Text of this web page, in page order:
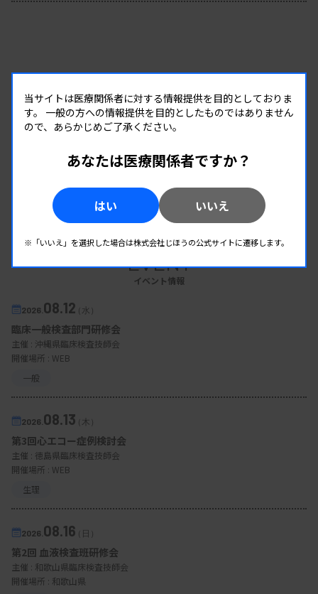
EVENT
イベント情報
2026. 08.12（水）
臨床一般検査部門研修会
主催 : 沖縄県臨床検査技師会
開催場所 : WEB
一般
2026. 08.13（木）
第3回心エコー症例検討会
主催 : 徳島県臨床検査技師会
開催場所 : WEB
生理
2026. 08.16（日）
第2回 血液検査班研修会
主催 : 和歌山県臨床検査技師会
開催場所 : 和歌山県
当サイトは医療関係者に対する情報提供を目的としておりま
す。 一般の方への情報提供を目的としたものではありません
ので、あらかじめご了承ください。
あなたは医療関係者ですか？
はい いいえ
※「いいえ」を選択した場合は株式会社じほうの公式サイトに遷移します。